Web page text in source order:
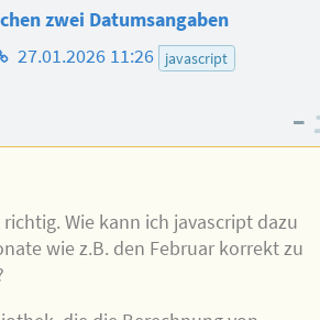
zwei Datumsangaben
27.01.2026 11:26
javascript
–
Wie kann ich javascript dazu
wie z.B. den Februar korrekt zu